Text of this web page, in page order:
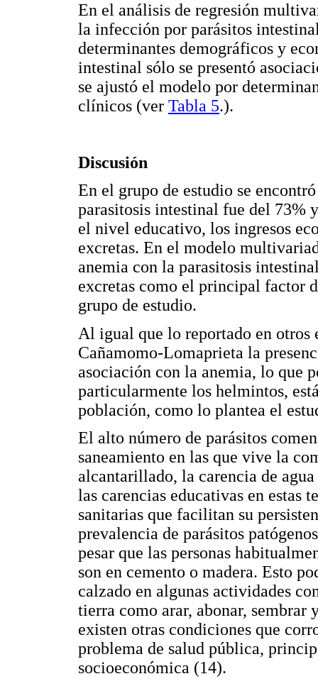
En el análisis de regresión
la infección por parásitos
determinantes demográficos y
intestinal sólo se presentó
se ajustó el modelo por
clínicos (ver Tabla 5.).
Discusión
En el grupo de estudio se
parasitosis intestinal fue del 73%
el nivel educativo, los ingresos
excretas. En el modelo
anemia con la parasitosis
excretas como el principal factor
grupo de estudio.
Al igual que lo reportado en otros
Cañamomo-Lomaprieta la
asociación con la anemia, lo que
particularmente los helmintos,
población, como lo plantea el
El alto número de parásitos
saneamiento en las que vive la
alcantarillado, la carencia de
las carencias educativas en estas
sanitarias que facilitan su
prevalencia de parásitos
pesar que las personas
son en cemento o madera. Esto
calzado en algunas actividades
tierra como arar, abonar,
existen otras condiciones que
problema de salud pública,
socioeconómica (14).